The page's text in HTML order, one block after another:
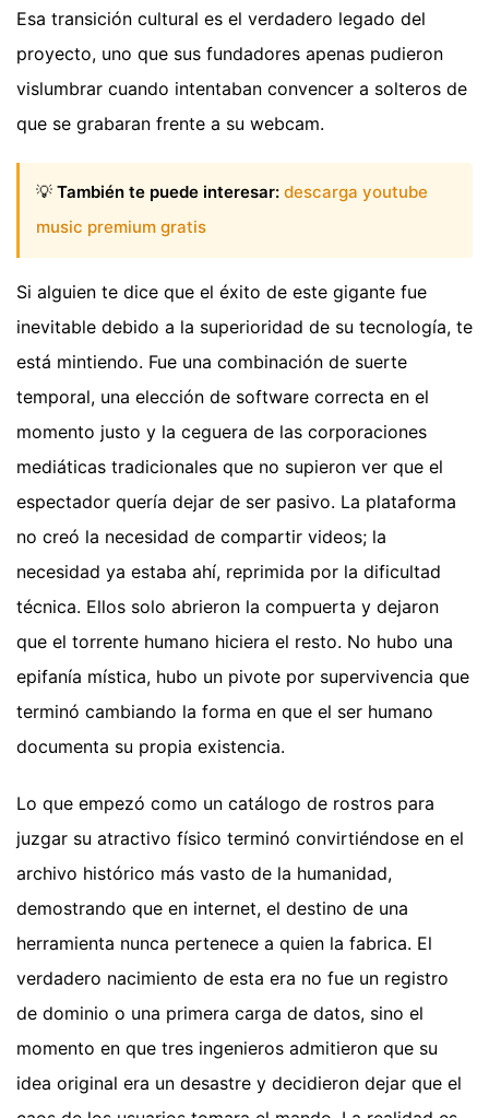
Esa transición cultural es el verdadero legado del
proyecto, uno que sus fundadores apenas pudieron
vislumbrar cuando intentaban convencer a solteros de
que se grabaran frente a su webcam.
💡 También te puede interesar: descarga youtube
music premium gratis
Si alguien te dice que el éxito de este gigante fue
inevitable debido a la superioridad de su tecnología, te
está mintiendo. Fue una combinación de suerte
temporal, una elección de software correcta en el
momento justo y la ceguera de las corporaciones
mediáticas tradicionales que no supieron ver que el
espectador quería dejar de ser pasivo. La plataforma
no creó la necesidad de compartir videos; la
necesidad ya estaba ahí, reprimida por la dificultad
técnica. Ellos solo abrieron la compuerta y dejaron
que el torrente humano hiciera el resto. No hubo una
epifanía mística, hubo un pivote por supervivencia que
terminó cambiando la forma en que el ser humano
documenta su propia existencia.
Lo que empezó como un catálogo de rostros para
juzgar su atractivo físico terminó convirtiéndose en el
archivo histórico más vasto de la humanidad,
demostrando que en internet, el destino de una
herramienta nunca pertenece a quien la fabrica. El
verdadero nacimiento de esta era no fue un registro
de dominio o una primera carga de datos, sino el
momento en que tres ingenieros admitieron que su
idea original era un desastre y decidieron dejar que el